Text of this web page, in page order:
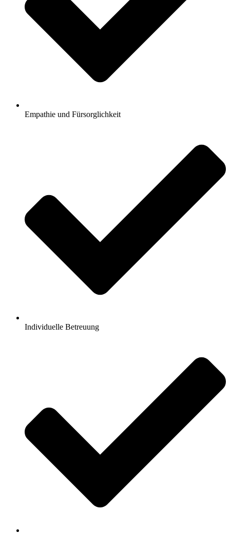
Empathie und Fürsorglichkeit
Individuelle Betreuung